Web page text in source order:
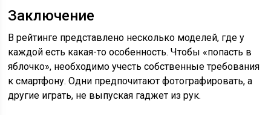
Заключение
В рейтинге представлено несколько моделей, где у
каждой есть какая-то особенность. Чтобы «попасть в
яблочко», необходимо учесть собственные требования
к смартфону. Одни предпочитают фотографировать, а
другие играть, не выпуская гаджет из рук.